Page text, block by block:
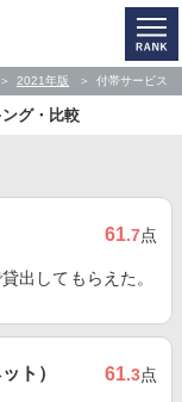
2021年版 付帯サービス
グ・比較
61.7点
出してもらえた。
ト） 61.3点